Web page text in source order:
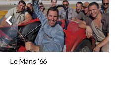
Le Mans '66